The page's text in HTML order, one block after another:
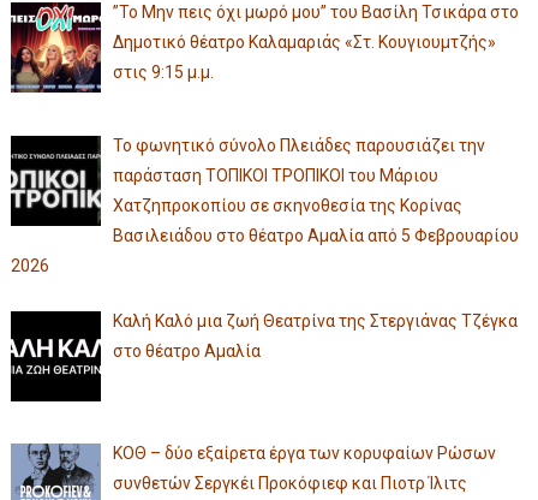
”Το Μην πεις όχι μωρό μου” του Βασίλη Τσικάρα στο
Δημοτικό θέατρο Καλαμαριάς «Στ. Κουγιουμτζής»
στις 9:15 μ.μ.
Το φωνητικό σύνολο Πλειάδες παρουσιάζει την
παράσταση ΤΟΠΙΚΟΙ ΤΡΟΠΙΚΟΙ του Μάριου
Χατζηπροκοπίου σε σκηνοθεσία της Κορίνας
Βασιλειάδου στο θέατρο Αμαλία από 5 Φεβρουαρίου
2026
Καλή Καλό μια ζωή Θεατρίνα της Στεργιάνας Τζέγκα
στο θέατρο Αμαλία
ΚΟΘ – δύο εξαίρετα έργα των κορυφαίων Ρώσων
συνθετών Σεργκέι Προκόφιεφ και Πιοτρ Ίλιτς